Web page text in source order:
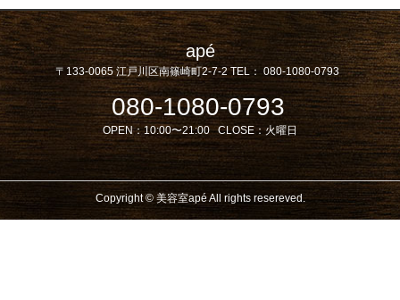
apé
〒133-0065 江戸川区南篠崎町2-7-2 TEL： 080-1080-0793
080-1080-0793
OPEN：10:00〜21:00 CLOSE： 火曜日
Copyright © 美容室apé All rights resereved.Powered by DJCOM Inc.